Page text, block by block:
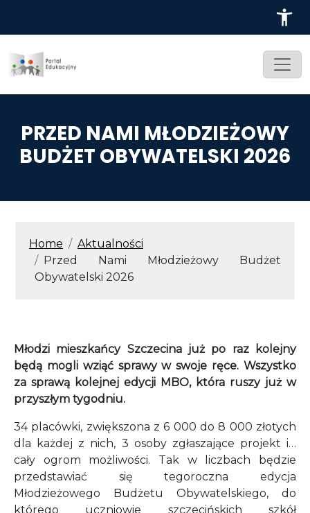
PRZED NAMI MŁODZIEŻOWY
BUDŻET OBYWATELSKI 2026
ŚCIEŻKA NAWIGACYJNA
Home
Aktualności
Przed Nami Młodzieżowy Budżet
Obywatelski 2026
Młodzi mieszkańcy Szczecina już po raz kolejny
będą mogli wziąć sprawy w swoje ręce. Wszystko
za sprawą kolejnej edycji MBO, która ruszy już w
przyszłym tygodniu.
34 placówki, zwiększona z 6 000 do 8 000 złotych
dla każdej z nich, 3 osoby zgłaszające projekt i…
cały ogrom możliwości. Tak w liczbach będzie
przedstawiać się tegoroczna edycja
Młodzieżowego Budżetu Obywatelskiego, do
którego uczniowie szczecińskich szkół